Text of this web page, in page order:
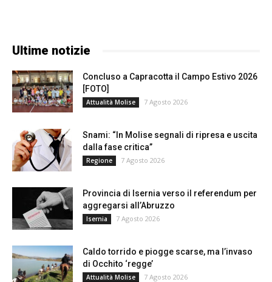
Ultime notizie
Concluso a Capracotta il Campo Estivo 2026
[FOTO]
Attualità Molise 7 Agosto 2026
Snami: “In Molise segnali di ripresa e uscita
dalla fase critica”
Regione 7 Agosto 2026
Provincia di Isernia verso il referendum per
aggregarsi all’Abruzzo
Isernia 7 Agosto 2026
Caldo torrido e piogge scarse, ma l’invaso
di Occhito ‘regge’
Attualità Molise 7 Agosto 2026